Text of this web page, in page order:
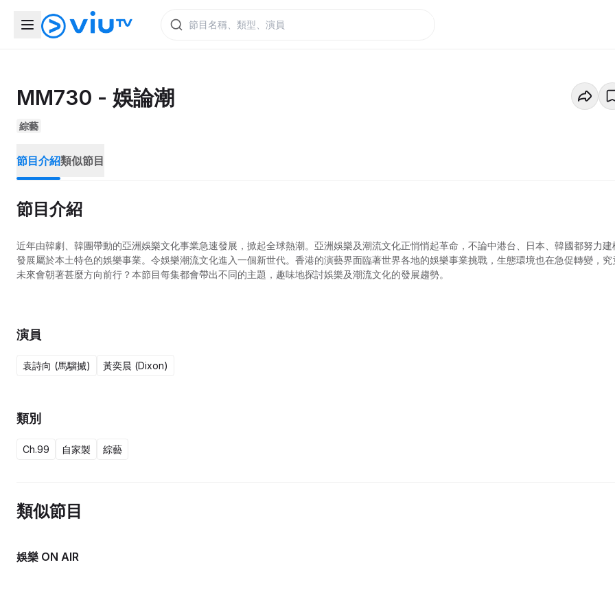
MM730 - 娛論潮
綜藝
節目介紹類似節目
節目介紹
近年由韓劇、韓團帶動的亞洲娛樂文化事業急速發展，掀起全球熱潮。亞洲娛樂及潮流文化正悄悄起革命，不論中港台、日本、韓國都努力建
發展屬於本土特色的娛樂事業。令娛樂潮流文化進入一個新世代。香港的演藝界面臨著世界各地的娛樂事業挑戰，生態環境也在急促轉變，究
未來會朝著甚麼方向前行？本節目每集都會帶出不同的主題，趣味地探討娛樂及潮流文化的發展趨勢。
演員
袁詩向 (馬騮搣) 黃奕晨 (Dixon)
類別
Ch.99 自家製 綜藝
類似節目
娛樂 ON AIR